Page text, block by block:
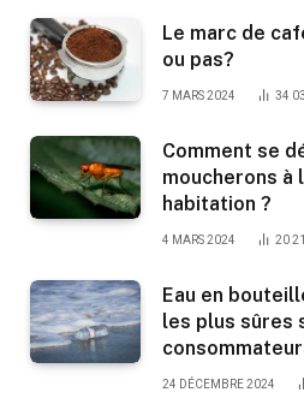
Le marc de
ou pas?
7 MARS 2024 34
Comment se
moucherons à
habitation ?
4 MARS 2024 20
Eau en
les plus sûres
24 DÉCEMBRE 2024